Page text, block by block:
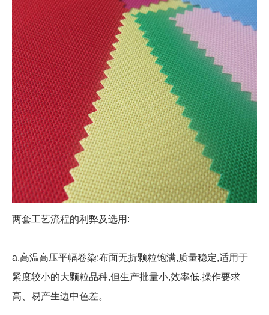
两套工艺流程的利弊及选用:
a.高温高压平幅卷染:布面无折颗粒饱满,质量稳定,适用于
紧度较小的大颗粒品种,但生产批量小,效率低,操作要求
高、易产生边中色差。